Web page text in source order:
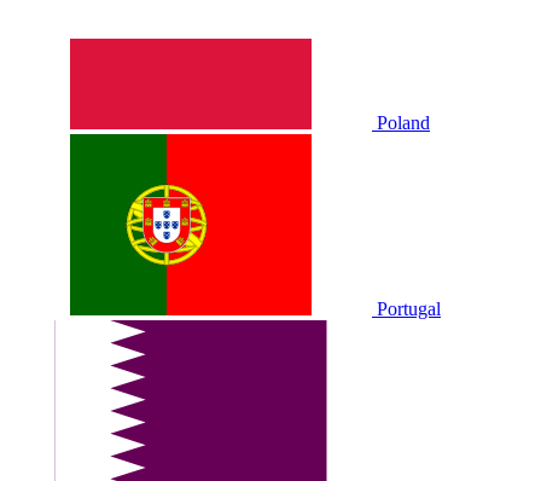
Poland
Portugal